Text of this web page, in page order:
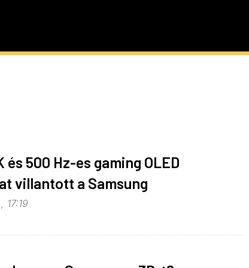
és 500 Hz-es gaming OLED
villantott a Samsung
17:19